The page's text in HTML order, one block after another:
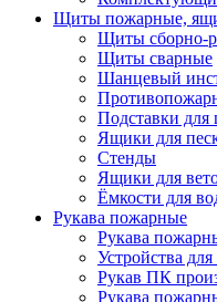
Щиты пожарные,
Щиты сборно-
Щиты сварные
Шанцевый
Подставки для
Ящики для
Стенды
Ящики для
Ёмкости для
Рукава пожарные
Рукава
Устройства
Рукав ПК
Рукава